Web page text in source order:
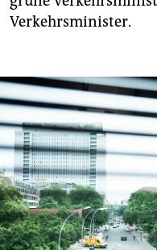
Verkehrsminister.